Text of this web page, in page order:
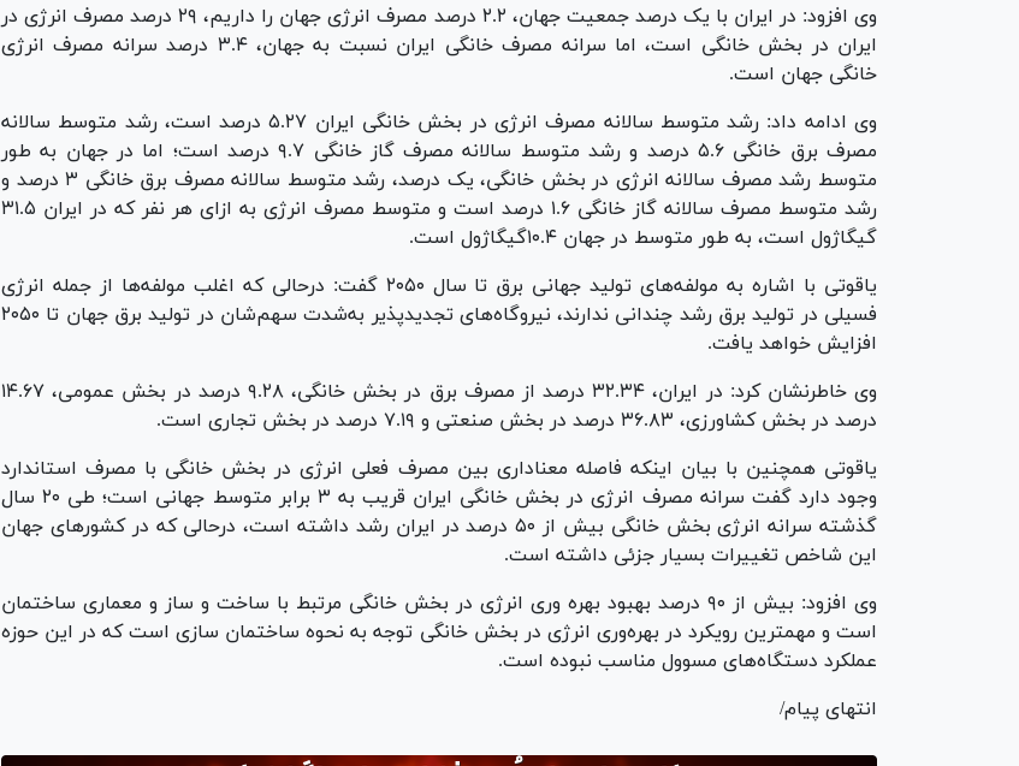
وی افزود: در ایران با یک درصد جمعیت جهان، ۲.۲ درصد مصرف انرژی جهان را داریم، ۲۹ درصد مصرف انرژی در
ایران در بخش خانگی است، اما سرانه مصرف خانگی ایران نسبت به جهان، ۳.۴ درصد سرانه مصرف انرژی
خانگی جهان است.
وی ادامه داد: رشد متوسط سالانه مصرف انرژی در بخش خانگی ایران ۵.۲۷ درصد است، رشد متوسط سالانه
مصرف برق خانگی ۵.۶ درصد و رشد متوسط سالانه مصرف گاز خانگی ۹.۷ درصد است؛ اما در جهان به طور
متوسط رشد مصرف سالانه انرژی در بخش خانگی، یک درصد، رشد متوسط سالانه مصرف برق خانگی ۳ درصد و
رشد متوسط مصرف سالانه گاز خانگی ۱.۶ درصد است و متوسط مصرف انرژی به ازای هر نفر که در ایران ۳۱.۵
گیگاژول است، به طور متوسط در جهان ۱۰.۴گیگاژول است.
یاقوتی با اشاره به مولفه‌های تولید جهانی برق تا سال ۲۰۵۰ گفت: درحالی که اغلب مولفه‌ها از جمله انرژی
فسیلی در تولید برق رشد چندانی ندارند، نیروگاه‌های تجدیدپذیر به‌شدت سهم‌شان در تولید برق جهان تا ۲۰۵۰
افزایش خواهد یافت.
وی خاطرنشان کرد: در ایران، ۳۲.۳۴ درصد از مصرف برق در بخش خانگی، ۹.۲۸ درصد در بخش عمومی، ۱۴.۶۷
درصد در بخش کشاورزی، ۳۶.۸۳ درصد در بخش صنعتی و ۷.۱۹ درصد در بخش تجاری است.
یاقوتی همچنین با بیان اینکه فاصله معناداری بین مصرف فعلی انرژی در بخش خانگی با مصرف استاندارد
وجود دارد گفت سرانه مصرف انرژی در بخش خانگی ایران قریب به ۳ برابر متوسط جهانی است؛ طی ۲۰ سال
گذشته سرانه انرژی بخش خانگی بیش از ۵۰ درصد در ایران رشد داشته است، درحالی که در کشور‌های جهان
این شاخص تغییرات بسیار جزئی داشته است.
وی افزود: بیش از ۹۰ درصد بهبود بهره وری انرژی در بخش خانگی مرتبط با ساخت و ساز و معماری ساختمان
است و مهمترین رویکرد در بهره‌وری انرژی در بخش خانگی توجه به نحوه ساختمان سازی است که در این حوزه
عملکرد دستگاه‌های مسوول مناسب نبوده است.
انتهای پیام/